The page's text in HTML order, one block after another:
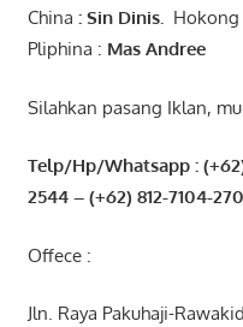
China : Sin Dinis. Hokong
Pliphina : Mas Andree
Silahkan pasang Iklan,
Telp/Hp/Whatsapp : (+62)
2544– (+62) 812-7104-
Offece :
Jln. Raya Pakuhaji-